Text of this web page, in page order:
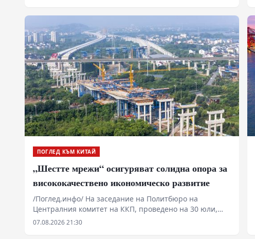
мерките е решително насърчаване
висококачественото развитие и поставяне на
стабилна основа за следващите пет години.
ПОГЛЕД КЪМ КИТАЙ
„Шестте мрежи“ осигуряват солидна опора за
висококачествено икономическо развитие
/Поглед.инфо/ На заседание на Политбюро на
Централния комитет на ККП, проведено на 30 юли,
беше подчертана важността на това „да се насърчава
07.08.2026 21:30